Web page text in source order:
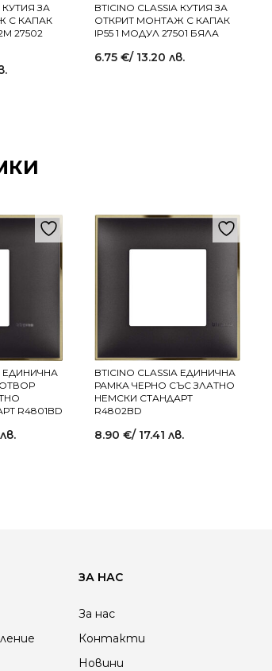
КУТИЯ ЗА
С КАПАК
27502
BTICINO CLASSIA КУТИЯ ЗА
ОТКРИТ МОНТАЖ С КАПАК
IP55 1 МОДУЛ 27501 БЯЛА
6.75 €/ 13.20 лв.
ЕДИНИЧНА
R4801BD
BTICINO CLASSIA ЕДИНИЧНА
РАМКА ЧЕРНО СЪС ЗЛАТНО
НЕМСКИ СТАНДАРТ
R4802BD
8.90 €/ 17.41 лв.
ЗА НАС
За нас
Контакти
Новини